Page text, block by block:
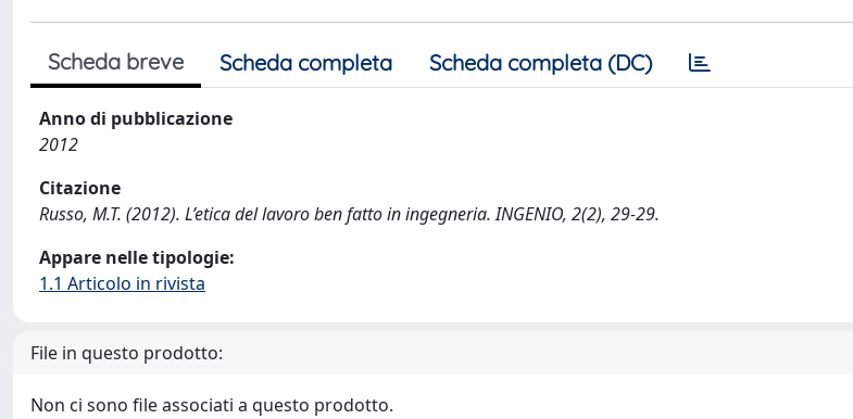
Scheda breve Scheda completa Scheda completa (DC)
Anno di pubblicazione
2012
Citazione
Russo, M.T. (2012). L’etica del lavoro ben fatto in ingegneria. INGENIO, 2(2), 29-29.
Appare nelle tipologie:
1.1 Articolo in rivista
File in questo prodotto:
Non ci sono file associati a questo prodotto.